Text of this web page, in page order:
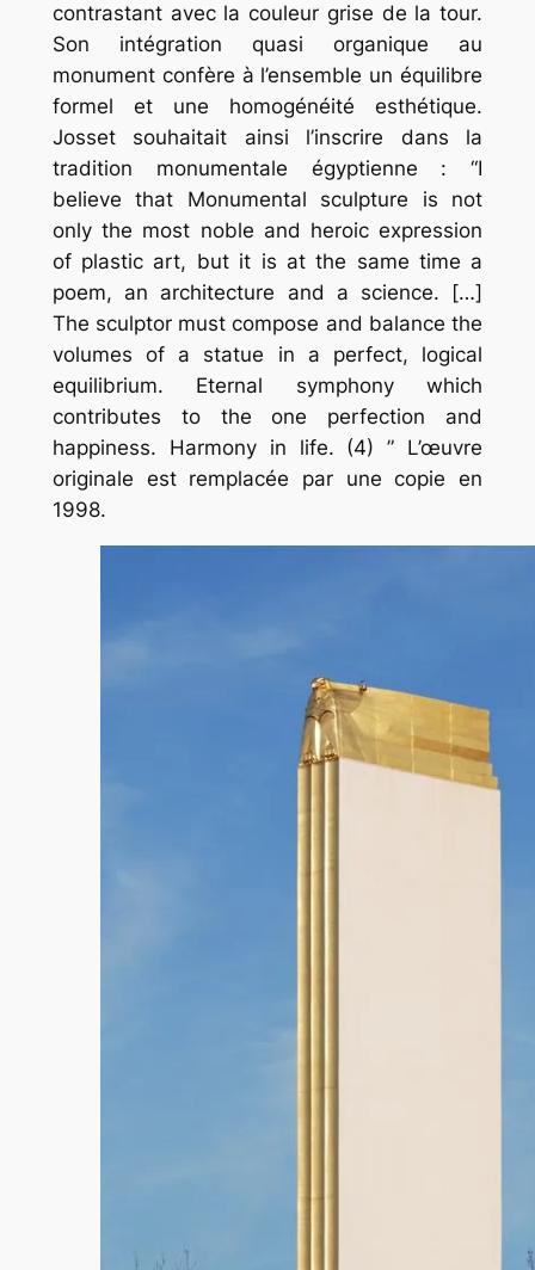
contrastant avec la couleur grise de la tour.
Son intégration quasi organique au
monument confère à l’ensemble un équilibre
formel et une homogénéité esthétique.
Josset souhaitait ainsi l’inscrire dans la
tradition monumentale égyptienne : “I
believe that Monumental sculpture is not
only the most noble and heroic expression
of plastic art, but it is at the same time a
poem, an architecture and a science. […]
The sculptor must compose and balance the
volumes of a statue in a perfect, logical
equilibrium. Eternal symphony which
contributes to the one perfection and
happiness. Harmony in life. (4) ” L’œuvre
originale est remplacée par une copie en
1998.